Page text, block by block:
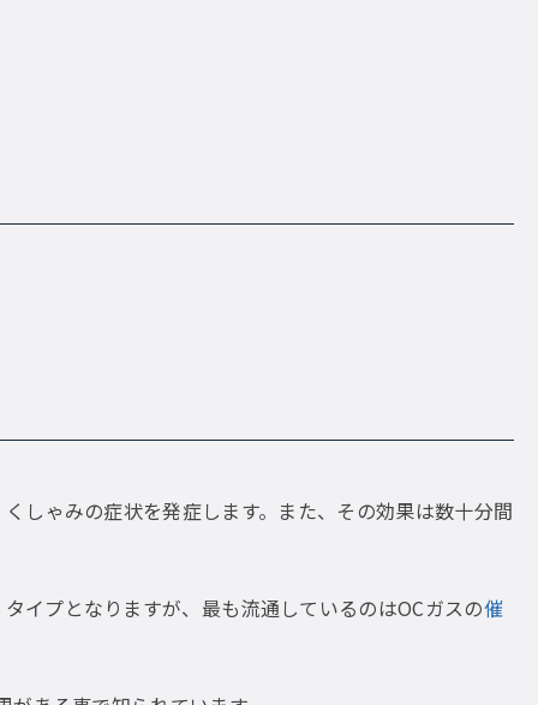
しゃみの症状を発症します。また、その効果は数十分間
タイプとなりますが、最も流通しているのはOCガスの催